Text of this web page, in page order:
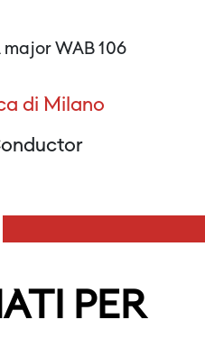
major WAB 106
di Milano
PER